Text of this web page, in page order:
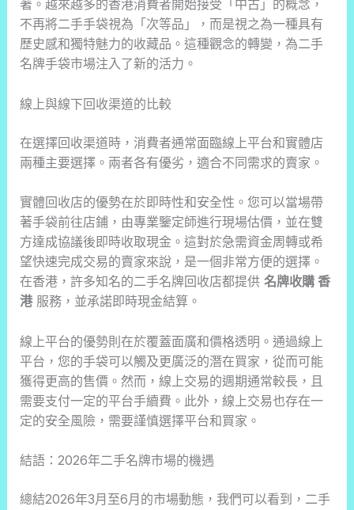
著。越來越多的香港消費者開始接受「中古」的概念，
不再將二手手袋視為「次等品」，而是視之為一種具有
歷史感和獨特魅力的收藏品。這種觀念的轉變，為二手
名牌手袋市場注入了新的活力。
線上與線下回收渠道的比較
在選擇回收渠道時，消費者通常面臨線上平台和實體店
兩種主要選擇。兩者各有優劣，適合不同需求的賣家。
實體回收店的優勢在於即時性和安全性。您可以當場帶
著手袋前往店鋪，由專業鑒定師進行現場估價，並在雙
方達成協議後即時收取現金。這對於急需資金周轉或希
望快速完成交易的賣家來說，是一個非常方便的選擇。
在香港，許多知名的二手名牌回收店都提供 名牌收購 香
港服務，並承諾即時現金結算。
線上平台的優勢則在於覆蓋面廣和價格透明。通過線上
平台，您的手袋可以觸及更廣泛的潛在買家，從而可能
獲得更高的售價。然而，線上交易的週期通常較長，且
需要支付一定的平台手續費。此外，線上交易也存在一
定的安全風險，需要謹慎選擇平台和買家。
結語：2026年二手名牌市場的機遇
總結2026年3月至6月的市場動態，我們可以看到，二手